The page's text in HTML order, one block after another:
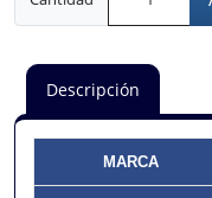
Descripción
MARCA